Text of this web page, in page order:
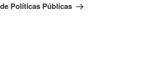
Políticas Públicas